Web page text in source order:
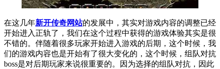
在这几年新开传奇网站的发展中，其实对游戏内容的调整已经
开始进入正轨了，我们在这个过程中获得的游戏体验其实是很
不错的。伴随着很多玩家开始进入游戏的后期，这个时候，我
们的游戏内容也是开始有了很大变化的，这个时候，组队对抗
boss是对后期玩家来说很重要的。因为选择的组队对抗，因此